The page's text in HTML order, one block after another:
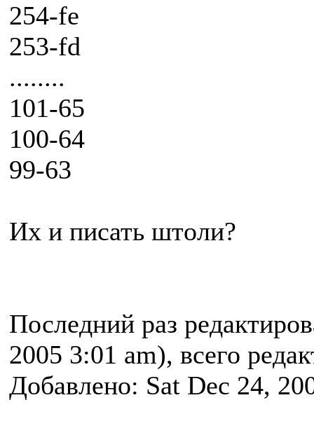
254-fe
253-fd
........
101-65
100-64
99-63
Их и писать штоли?
Последний раз
2005 3:01 am), всего
Добавлено: Sat Dec 24,